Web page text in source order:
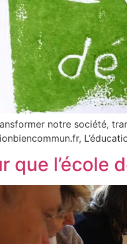
notre société,
que l’école